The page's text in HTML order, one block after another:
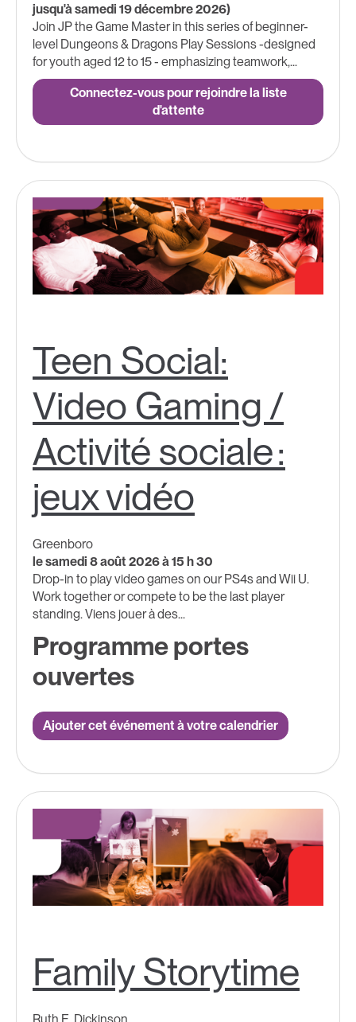
jusqu'à samedi 19 décembre 2026)
Join JP the Game Master in this series of beginner-
level Dungeons & Dragons Play Sessions -designed
for youth aged 12 to 15 - emphasizing teamwork,...
Connectez-vous pour rejoindre la liste
d'attente
Teen Social:
Video Gaming /
Activité sociale :
jeux vidéo
Greenboro
le samedi 8 août 2026 à 15 h 30
Drop-in to play video games on our PS4s and Wii U.
Work together or compete to be the last player
standing. Viens jouer à des...
Programme portes
ouvertes
Ajouter cet événement à votre calendrier
Family Storytime
Ruth E. Dickinson